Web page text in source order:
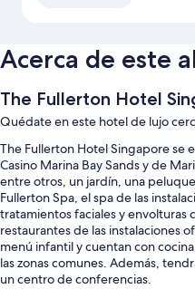
Acerca de este
The Fullerton Hotel
Quédate en este hotel de lujo
The Fullerton Hotel Singapore se
Casino Marina Bay Sands y de
entre otros, un jardín, una
Fullerton Spa, el spa de las
tratamientos faciales y envolturas
restaurantes de las instalaciones
menú infantil y cuentan con
las zonas comunes. Además,
un centro de conferencias.